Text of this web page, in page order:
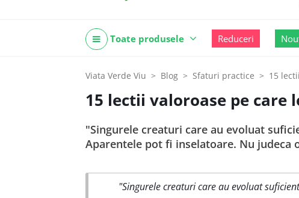
Toate produsele Reduceri
Viata Verde Viu Blog Sfaturi practice 15
15 lectii valoroase pe care
"Singurele creaturi care au evoluat
Aparentele pot fi inselatoare. Nu
"Singurele creaturi care au evoluat